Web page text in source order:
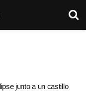
junto a un castillo